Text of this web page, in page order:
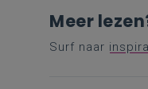
Meer
Surf naar